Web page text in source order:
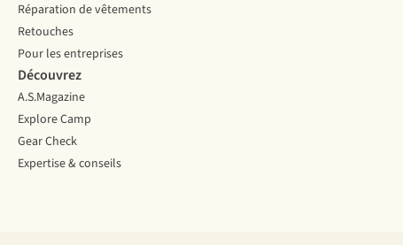
Réparation de vêtements
Retouches
Pour les entreprises
Découvrez
A.S.Magazine
Explore Camp
Gear Check
Expertise & conseils